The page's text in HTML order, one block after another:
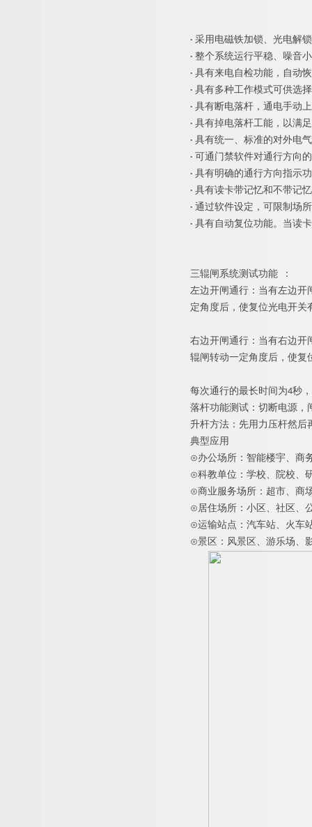
· 采用电磁铁加锁、光电解
· 整个系统运行平稳、噪音
· 具有来电自检功能，自动
· 具有多种工作模式可供选
· 具有断电落杆，通电手动
· 具有掉电落杆工能，以满
· 具有统一、标准的对外电
· 可通门禁软件对通行方向
· 具有明确的通行方向指示
· 具有读卡带记忆和不带记
· 通过软件设定，可限制场
· 具有自动复位功能。当读
三辊闸系统测试功能
：
左边开闸通行：当有左边开
定角度后，使复位光电开关
右边开闸通行：当有右边开
辊闸转动一定角度后，使复
每次通行的最长时间 为4秒
落杆功能测试：切断电源，
升杆方法：先用力压杆然后
典型应用
⊙办公场所：智能楼宇、商
⊙科教单位：学校、院校、
⊙商业服务场所：超市、商
⊙居住场所：小区、社区、
⊙运输站点：汽车站、火车
⊙景区：风景区、游乐场、